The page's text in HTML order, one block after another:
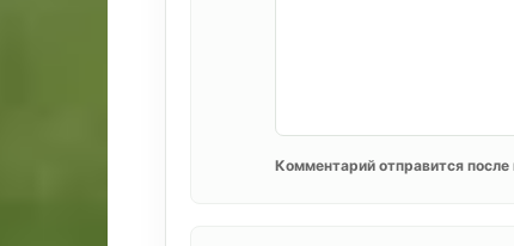
Комментарий отправится после